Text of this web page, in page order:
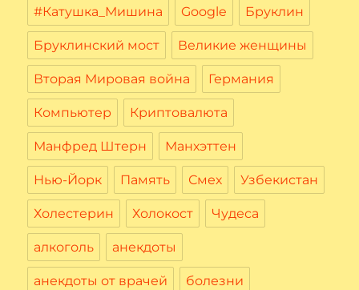
#Катушка_Мишина Google Бруклин
Бруклинский мост Великие женщины
Вторая Мировая война Германия
Компьютер Криптовалюта
Манфред Штерн Манхэттен
Нью-Йорк Память Смех Узбекистан
Холестерин Холокост Чудеса
алкоголь анекдоты
анекдоты от врачей болезни